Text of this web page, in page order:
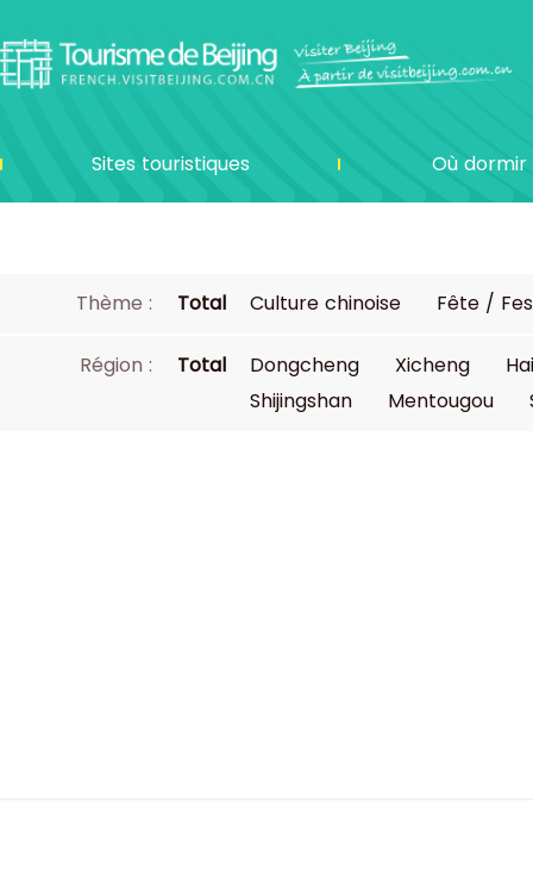
Sites touristiques Où dormir
Thème : Total Culture chinoise Fête /
Région : Total Dongcheng Xicheng
Shijingshan
Mentougou